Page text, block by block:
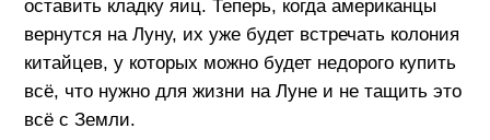
оставить кладку яиц. Теперь, когда американцы
вернутся на Луну, их уже будет встречать колония
китайцев, у которых можно будет недорого купить
всё, что нужно для жизни на Луне и не тащить это
всё с Земли.